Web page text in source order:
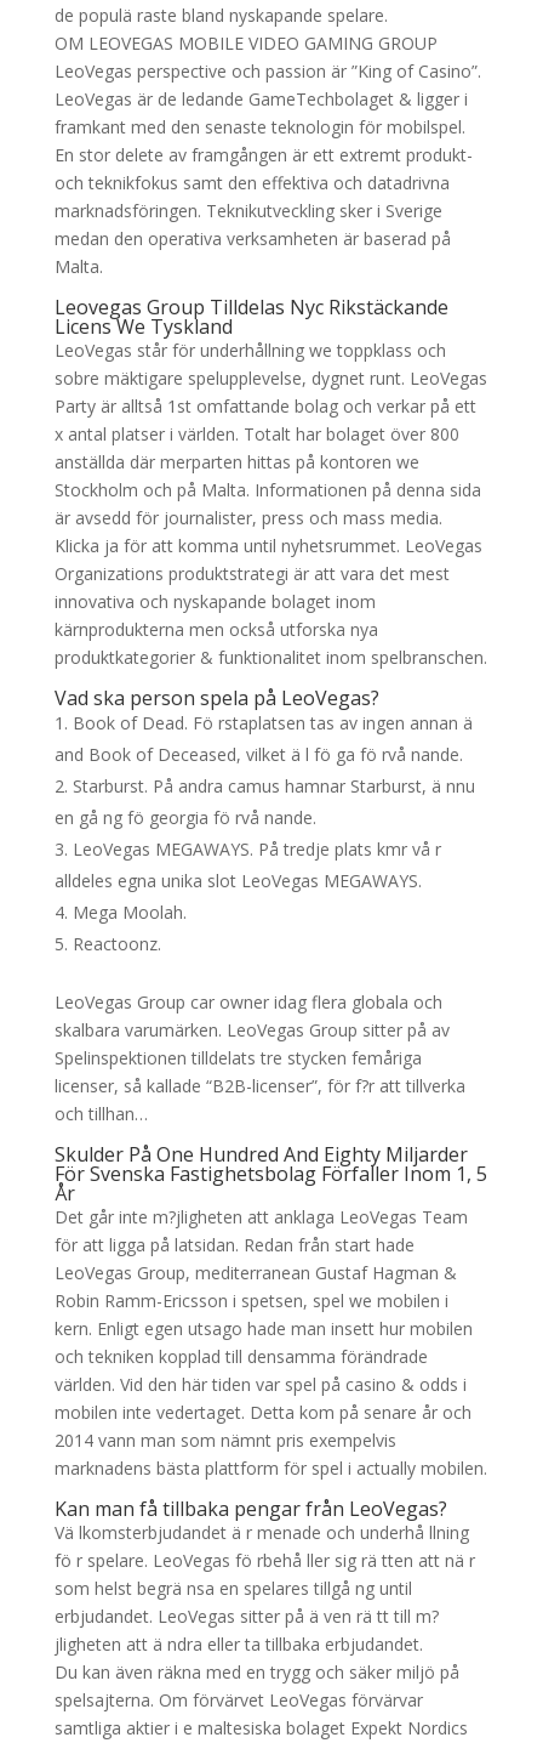
de populä raste bland nyskapande spelare.
OM LEOVEGAS MOBILE VIDEO GAMING GROUP
LeoVegas perspective och passion är ”King of Casino”.
LeoVegas är de ledande GameTechbolaget & ligger i
framkant med den senaste teknologin för mobilspel.
En stor delete av framgången är ett extremt produkt-
och teknikfokus samt den effektiva och datadrivna
marknadsföringen. Teknikutveckling sker i Sverige
medan den operativa verksamheten är baserad på
Malta.
Leovegas Group Tilldelas Nyc Rikstäckande
Licens We Tyskland
LeoVegas står för underhållning we toppklass och
sobre mäktigare spelupplevelse, dygnet runt. LeoVegas
Party är alltså 1st omfattande bolag och verkar på ett
x antal platser i världen. Totalt har bolaget över 800
anställda där merparten hittas på kontoren we
Stockholm och på Malta. Informationen på denna sida
är avsedd för journalister, press och mass media.
Klicka ja för att komma until nyhetsrummet. LeoVegas
Organizations produktstrategi är att vara det mest
innovativa och nyskapande bolaget inom
kärnprodukterna men också utforska nya
produktkategorier & funktionalitet inom spelbranschen.
Vad ska person spela på LeoVegas?
Book of Dead. Fö rstaplatsen tas av ingen annan ä
and Book of Deceased, vilket ä l fö ga fö rvå nande.
Starburst. På andra camus hamnar Starburst, ä nnu
en gå ng fö georgia fö rvå nande.
LeoVegas MEGAWAYS. På tredje plats kmr vå r
alldeles egna unika slot LeoVegas MEGAWAYS.
Mega Moolah.
Reactoonz.
LeoVegas Group car owner idag flera globala och
skalbara varumärken. LeoVegas Group sitter på av
Spelinspektionen tilldelats tre stycken femåriga
licenser, så kallade “B2B-licenser”, för f?r att tillverka
och tillhan…
Skulder På One Hundred And Eighty Miljarder
För Svenska Fastighetsbolag Förfaller Inom 1, 5
År
Det går inte m?jligheten att anklaga LeoVegas Team
för att ligga på latsidan. Redan från start hade
LeoVegas Group, mediterranean Gustaf Hagman &
Robin Ramm-Ericsson i spetsen, spel we mobilen i
kern. Enligt egen utsago hade man insett hur mobilen
och tekniken kopplad till densamma förändrade
världen. Vid den här tiden var spel på casino & odds i
mobilen inte vedertaget. Detta kom på senare år och
2014 vann man som nämnt pris exempelvis
marknadens bästa plattform för spel i actually mobilen.
Kan man få tillbaka pengar från LeoVegas?
Vä lkomsterbjudandet ä r menade och underhå llning
fö r spelare. LeoVegas fö rbehå ller sig rä tten att nä r
som helst begrä nsa en spelares tillgå ng until
erbjudandet. LeoVegas sitter på ä ven rä tt till m?
jligheten att ä ndra eller ta tillbaka erbjudandet.
Du kan även räkna med en trygg och säker miljö på
spelsajterna. Om förvärvet LeoVegas förvärvar
samtliga aktier i e maltesiska bolaget Expekt Nordics